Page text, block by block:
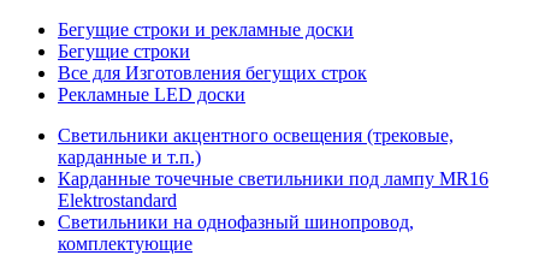
Бегущие строки и рекламные доски
Бегущие строки
Все для Изготовления бегущих строк
Рекламные LED доски
Светильники акцентного освещения (трековые,
карданные и т.п.)
Карданные точечные светильники под лампу MR16
Elektrostandard
Светильники на однофазный шинопровод,
комплектующие